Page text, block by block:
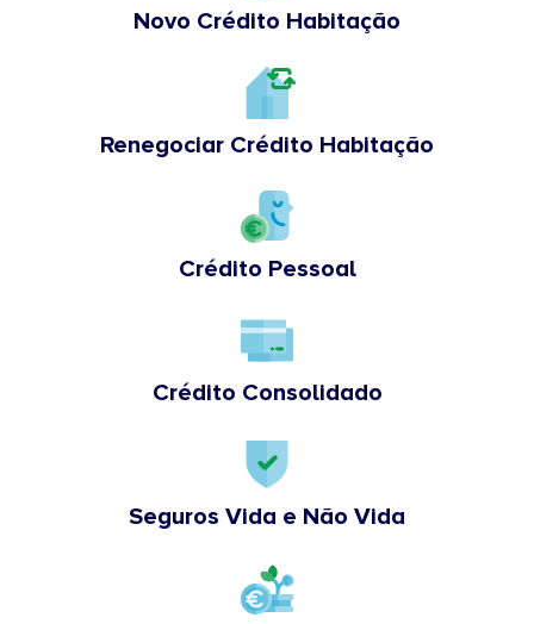
Novo Crédito Habitação
Renegociar Crédito Habitação
Crédito Pessoal
Crédito Consolidado
Seguros Vida e Não Vida